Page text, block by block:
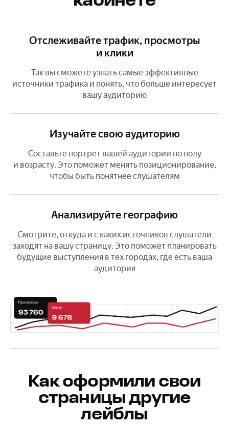
Отслеживайте трафик, просмотры
и клики
Так вы сможете узнать самые эффективные
источники трафика и понять, что больше интересует
вашу аудиторию
Изучайте свою аудиторию
Составьте портрет вашей аудитории по полу
и возрасту. Это поможет менять позиционирование,
чтобы быть понятнее слушателям
Анализируйте географию
Смотрите, откуда и с каких источников слушатели
заходят на вашу страницу. Это поможет планировать
будущие выступления в тех городах, где есть ваша
аудитория
Как оформили свои
страницы другие
лейблы